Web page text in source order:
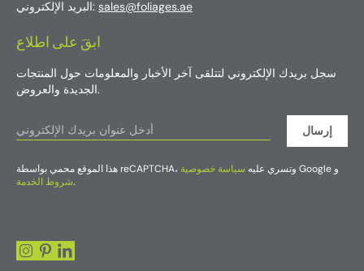
البريد الإلكتروني: sales@foliages.ae
ابقَ على اطلاع
سجل بريدك الإلكتروني لتتلقى آخر الأخبار والمعلومات حول المنتجات
الجديدة والعروض.
إرسال
هذا الموقع محمي بواسطة reCAPTCHA، وتسري عليه سياسة خصوصية
Google و
شروط الخدمة.